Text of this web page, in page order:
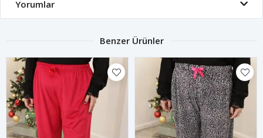
Yorumlar
Benzer Ürünler